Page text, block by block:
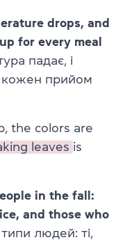
drops, and
for every meal
падає, і
кожен прийом
the colors are
leaves is
in the fall:
and those who
людей: ті,